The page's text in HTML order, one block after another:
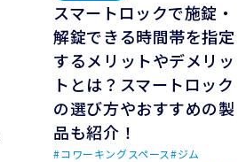
スマートロックで施錠・
解錠できる時間帯を指定
するメリットやデメリッ
トとは？スマートロック
の選び方やおすすめの製
品も紹介！
コワーキングスペース
# ジム
#